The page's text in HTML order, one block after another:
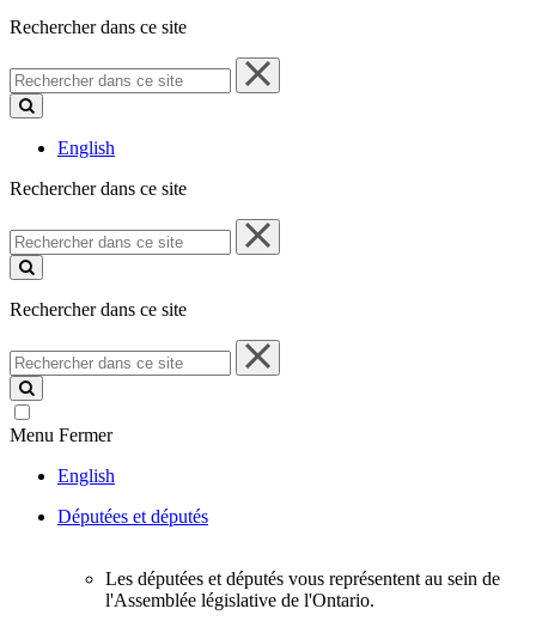
Rechercher dans ce site
Rechercher
dans
ce
English
Rechercher dans ce site
Rechercher
dans
ce
Rechercher dans ce site
Rechercher
dans
ce
site
Menu Fermer
English
Députées et députés
Les députées et députés vous représentent au sein de
l'Assemblée législative de l'Ontario.